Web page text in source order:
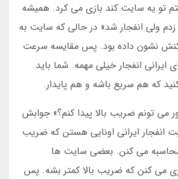
تو یه سایت کند بازی می کرد. همیشه
ولی انفجار شد» در حالی که سایت به
نشون داده بود. پس مقایسه سرعت
انفجار خیلی مهمه. شما باید
که هم سریع باشه و هم پایدار.
می تونم ضریب بالا پیدا کنم؟» جوابش
انفجار ایرانی اونایی هستن که ضریب
می کنن. بعضی سایت ها
می کنن که ضریب بالا کمتر بشه. پس